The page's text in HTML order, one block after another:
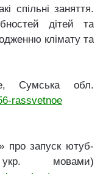
спільні заняття.
дітей та
клімату та
Сумська обл.
rassvetnoe
про запуск ютуб-
мовами)